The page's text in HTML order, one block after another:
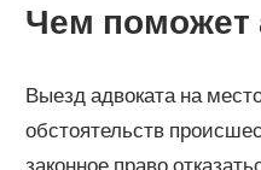
Чем поможет
Выезд адвоката на
обстоятельств
законное право